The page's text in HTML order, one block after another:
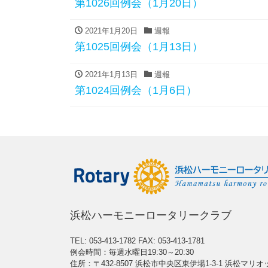
第1026回例会（1月20日）
2021年1月20日 週報
第1025回例会（1月13日）
2021年1月13日 週報
第1024回例会（1月6日）
浜松ハーモニーロータリークラブ
TEL: 053-413-1782 FAX: 053-413-1781
例会時間：毎週水曜日19:30～20:30
住所：〒432-8507 浜松市中央区東伊場1-3-1 浜松マリオ